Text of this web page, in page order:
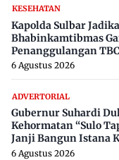
KESEHATAN
Kapolda Sulbar
Bhabinkamtibmas
Penanggulangan
di 650 Desa
6 Agustus 2026
ADVERTORIAL
Gubernur Suhardi
Kehormatan “Sulo
Janji Bangun Istana
6 Agustus 2026